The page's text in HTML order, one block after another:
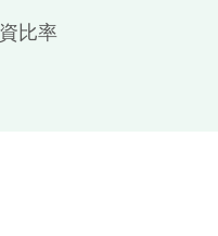
比率